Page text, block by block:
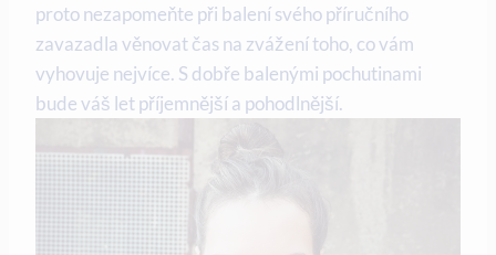
proto nezapomeňte při balení svého příručního
zavazadla věnovat čas na zvážení toho, co vám
vyhovuje nejvíce. S dobře balenými pochutinami
bude váš let příjemnější a pohodlnější.